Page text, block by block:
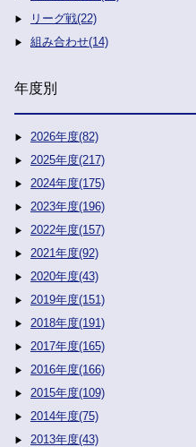
リーグ戦(22)
組み合わせ(14)
年度別
2026年度(82)
2025年度(217)
2024年度(175)
2023年度(196)
2022年度(157)
2021年度(92)
2020年度(43)
2019年度(151)
2018年度(191)
2017年度(165)
2016年度(166)
2015年度(109)
2014年度(75)
2013年度(43)